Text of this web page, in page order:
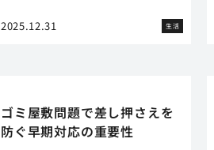
2025.12.31 生活
ゴミ屋敷問題で差し押さえを
防ぐ早期対応の重要性